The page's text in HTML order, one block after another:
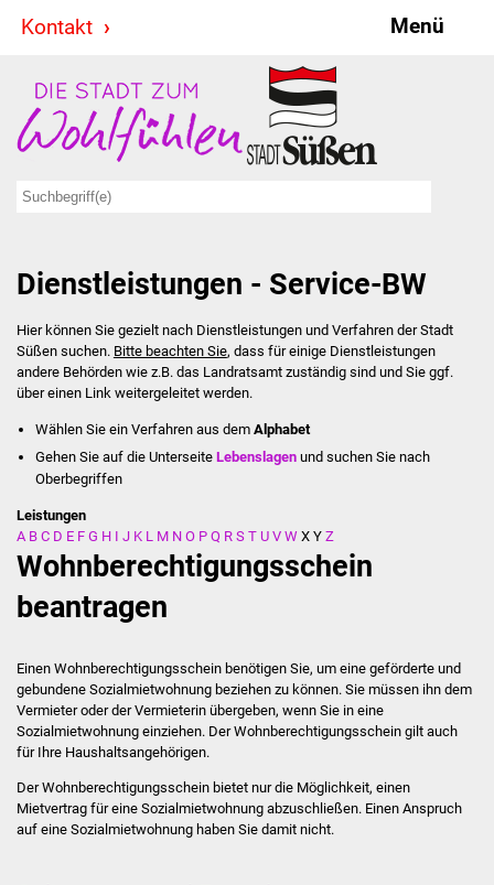
Kontakt Menü
Stadt & Politik
Bürgermeister
Ausschüsse
Ratsinformationssystem
Jugendbeirat
Summerrockfestival
Stadtverwaltung
Stellenangebote
Veröffentlichungen
Dienstleistungen - Service-BW
Hier können Sie gezielt nach Dienstleistungen und Verfahren der Stadt
Süßen suchen. Bitte beachten Sie, dass für einige Dienstleistungen
andere Behörden wie z.B. das Landratsamt zuständig sind und Sie ggf.
über einen Link weitergeleitet werden.
Wählen Sie ein Verfahren aus dem Alphabet
Gehen Sie auf die UnterseiteLebenslagen und suchen Sie nach
Oberbegriffen
Leistungen
A B C D E F G H I J K L M N O P Q R S T U V W X Y Z
Wohnberechtigungsschein
beantragen
Einen Wohnberechtigungsschein benötigen Sie, um eine geförderte und
gebundene Sozialmietwohnung beziehen zu können. Sie müssen ihn dem
Vermieter oder der Vermieterin übergeben, wenn Sie in eine
Sozialmietwohnung einziehen. Der Wohnberechtigungsschein gilt auch
für Ihre Haushaltsangehörigen.
Der Wohnberechtigungsschein bietet nur die Möglichkeit, einen
Mietvertrag für eine Sozialmietwohnung abzuschließen. Einen Anspruch
auf eine Sozialmietwohnung haben Sie damit nicht.